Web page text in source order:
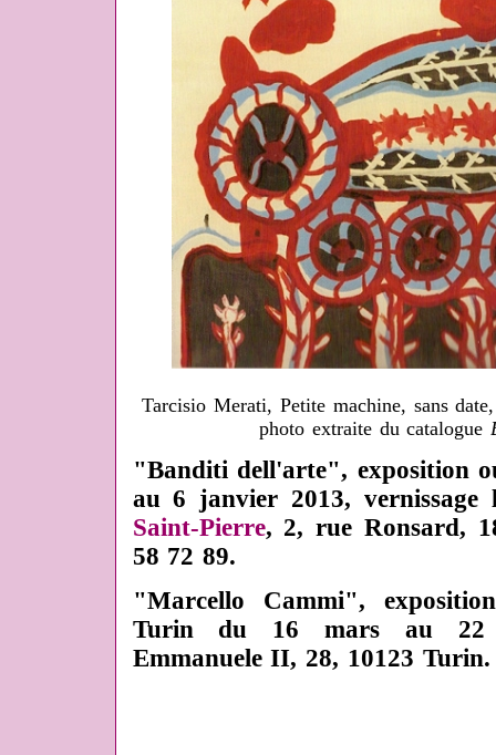
Tarcisio Merati, Petite machine, sans
photo extraite du catalogue
"Banditi dell'arte", exposition
au 6 janvier 2013,
Saint-Pierre, 2, rue Ronsard,
58 72 89.
"Marcello Cammi",
Turin du 16 mars au 22
Emmanuele II, 28, 10123